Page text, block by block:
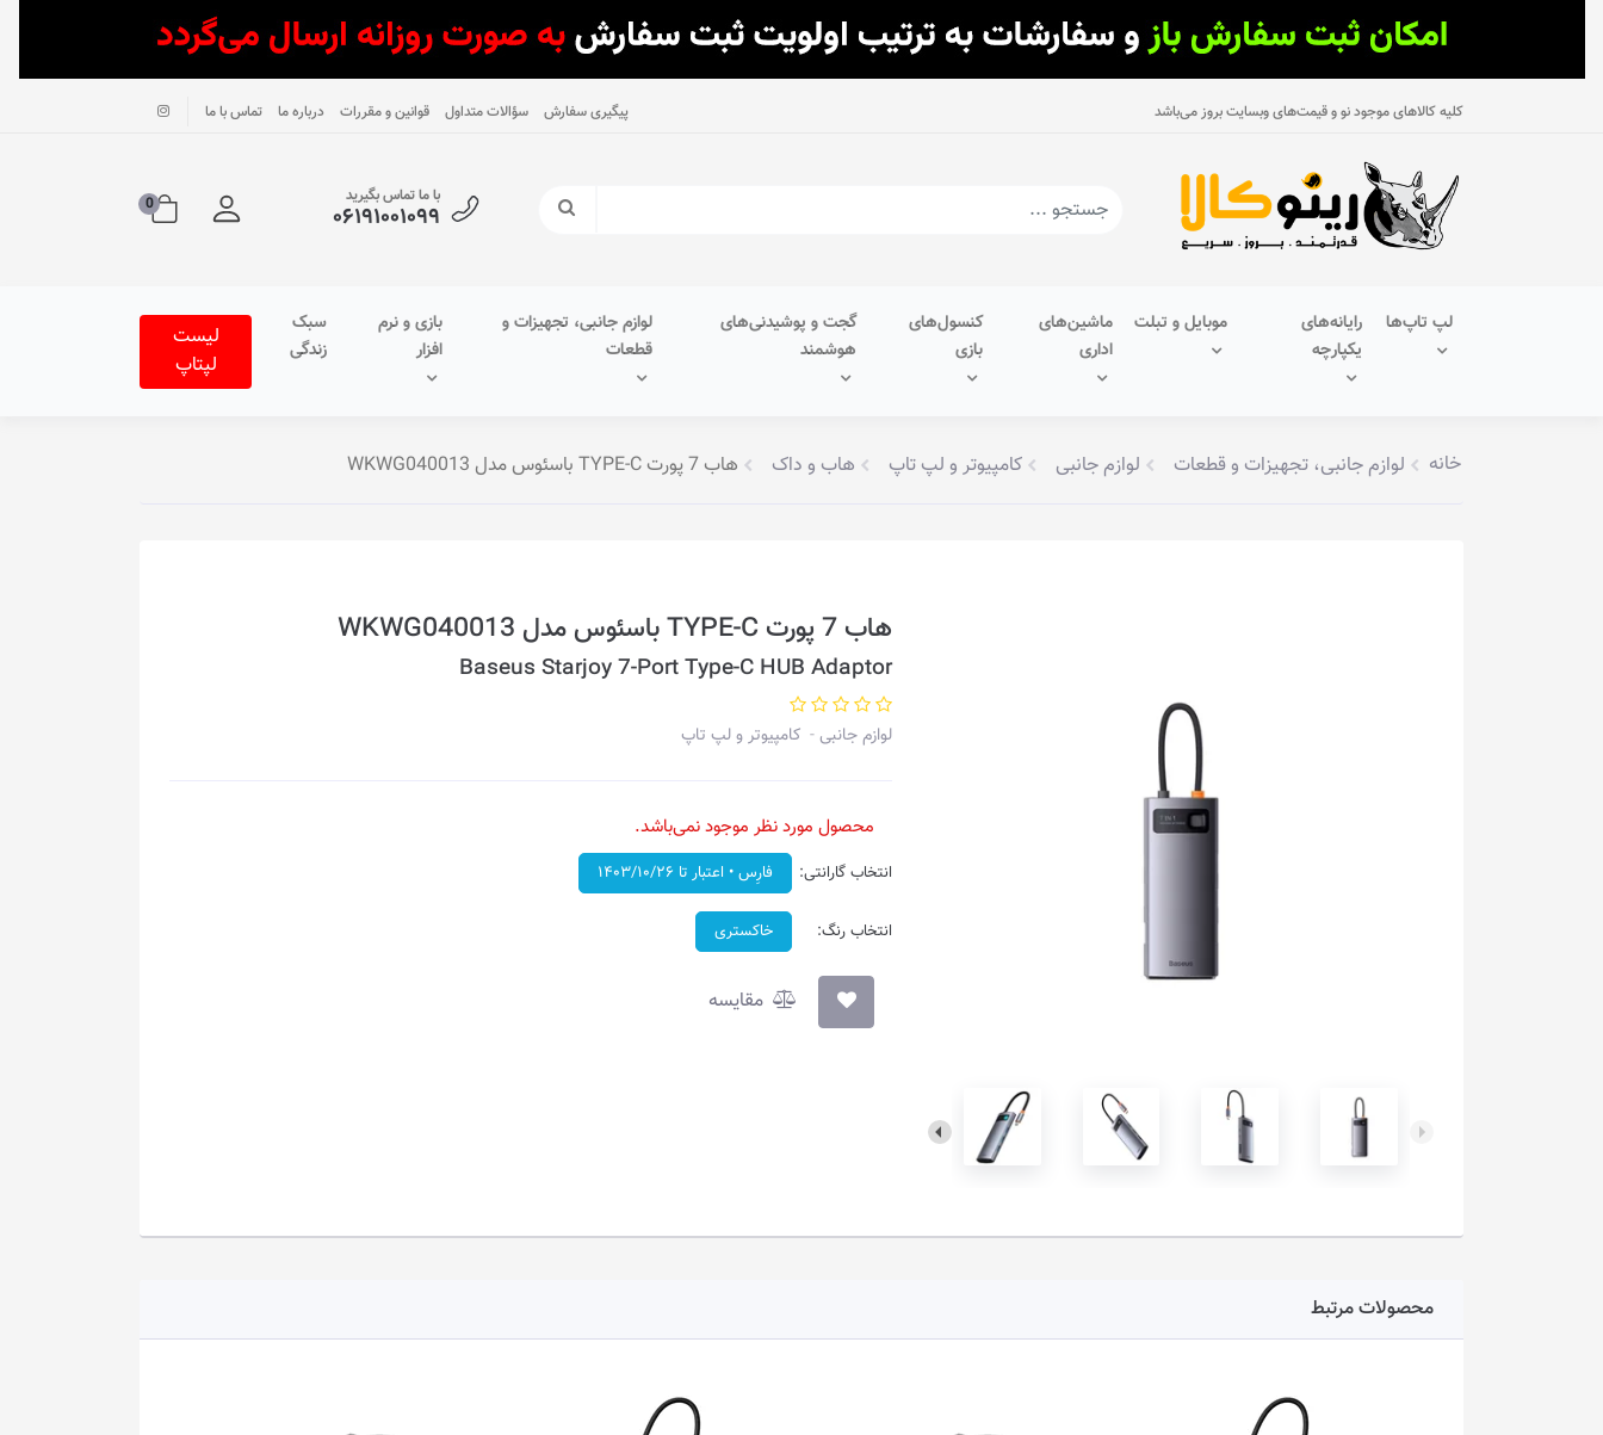
کلیه کالاهای موجود نو و قیمت‌های وبسایت بروز می‌باشد پیگیری سفارش سؤالات متداول قوانین و مقررات درباره ما تماس با ما
با ما تماس بگیرید
۰۶۱۹۱۰۰۱۰۹۹ 0
لپ تاپ‌ها
رایانه‌های
یکپارچه
موبایل و تبلت
ماشین‌های
اداری
کنسول‌های
بازی
گجت و پوشیدنی‌های
هوشمند
لوازم جانبی، تجهیزات و
قطعات
بازی و نرم
افزار
سبک
زندگی
لیست
لپتاپ
خانه لوازم جانبی، تجهیزات و قطعات لوازم جانبی کامپیوتر و لپ تاپ هاب و داک هاب 7 پورت TYPE-C باسئوس مدل WKWG040013
هاب 7 پورت TYPE-C باسئوس مدل WKWG040013
Baseus Starjoy 7-Port Type-C HUB Adaptor
لوازم جانبی کامپیوتر و لپ تاپ
محصول مورد نظر موجود نمی‌باشد.
انتخاب گارانتی: فارِس • اعتبار تا ۱۴۰۳/۱۰/۲۶
انتخاب رنگ: خاکستری
مقایسه
محصولات مرتبط